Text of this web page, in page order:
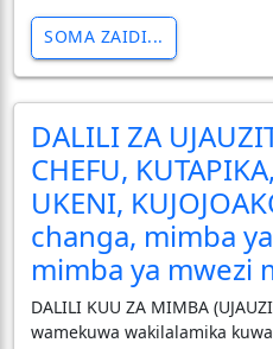
SOMA ZAIDI...
DALILI ZA
CHEFU,
UKENI,
changa, mimba
mimba ya mwezi
DALILI KUU ZA MIMBA
wamekuwa wakilalamika